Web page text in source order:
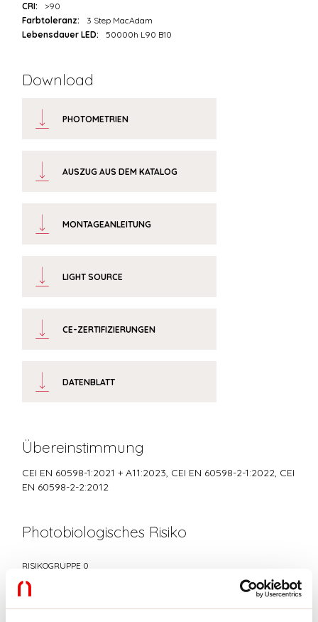
CRI:
>90
Farbtoleranz:
3 Step MacAdam
Lebensdauer LED:
50000h L90 B10
Download
PHOTOMETRIEN
AUSZUG AUS DEM KATALOG
MONTAGEANLEITUNG
LIGHT SOURCE
CE-ZERTIFIZIERUNGEN
DATENBLATT
Übereinstimmung
CEI EN 60598-1:2021 + A11:2023, CEI EN 60598-2-1:2022, CEI
EN 60598-2-2:2012
Photobiologisches Risiko
RISIKOGRUPPE 0
Zertifiziertes Gerät in der RISIKO-FREIEN GRUPPE, in